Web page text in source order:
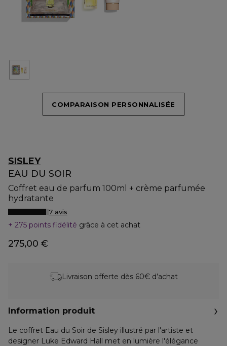
COMPARAISON PERSONNALISÉE
SISLEY
EAU DU SOIR
Coffret eau de parfum 100ml + crème parfumée
hydratante
7 avis
275 points fidélité grâce à cet achat
275,00 €
Livraison offerte dès 60€ d’achat
Information produit
Le coffret Eau du Soir de Sisley illustré par l'artiste et
designer Luke Edward Hall met en lumière l'élégance